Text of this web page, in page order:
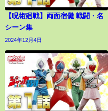
【呪術廻戦】両面宿儺 戦闘・名
シーン集
2024年12月4日